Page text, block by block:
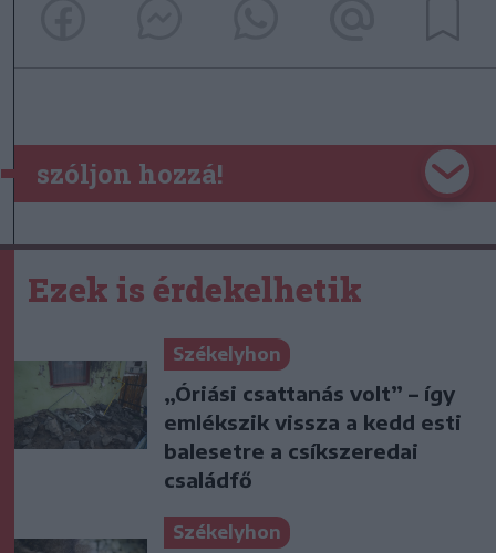
szóljon hozzá!
Ezek is érdekelhetik
Székelyhon
„Óriási csattanás volt” – így
emlékszik vissza a kedd esti
balesetre a csíkszeredai
családfő
Székelyhon